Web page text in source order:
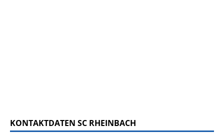
KONTAKTDATEN SC RHEINBACH